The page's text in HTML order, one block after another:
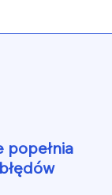
popełnia
błędów